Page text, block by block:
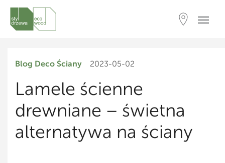
Blog Deco Ściany 2023-05-02
Lamele ścienne
drewniane – świetna
alternatywa na ściany